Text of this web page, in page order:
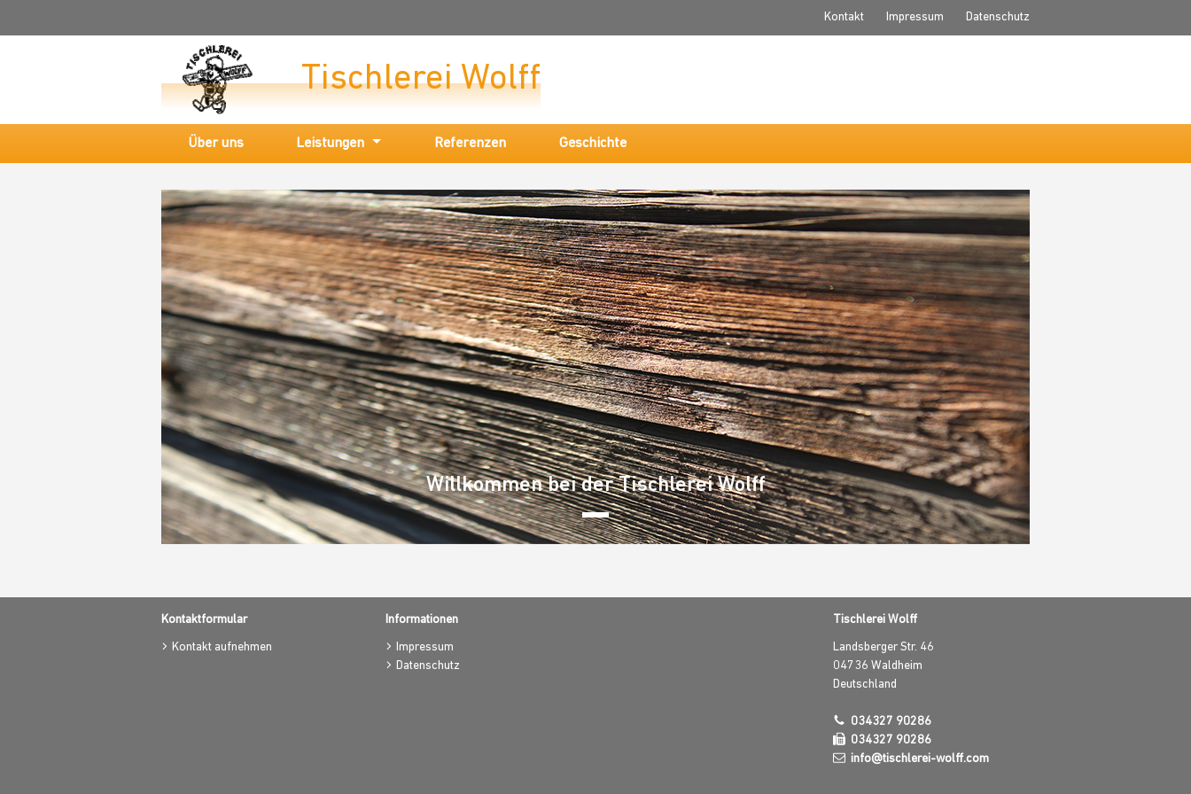
Tischlerei Wolff
Kontakt Impressum Datenschutz
Über uns Leistungen Referenzen Geschichte
Willkommen bei der Tischlerei Wolff
Kontaktformular
Kontakt aufnehmen
Informationen
Impressum
Datenschutz
Tischlerei Wolff
Landsberger Str. 46
04736 Waldheim
Deutschland
034327 90286
034327 90286
info@tischlerei-wolff.com